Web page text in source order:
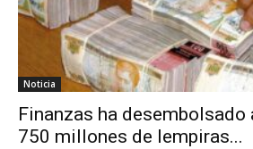
Noticia
Finanzas ha desembolsado
750 millones de lempiras...